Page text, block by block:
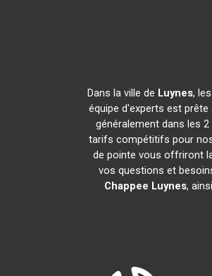
Dans la ville de Luynes,
équipe d'experts est
généralement dans les
tarifs compétitifs pour
de pointe vous offriront
vos questions et
Chappee Luynes,